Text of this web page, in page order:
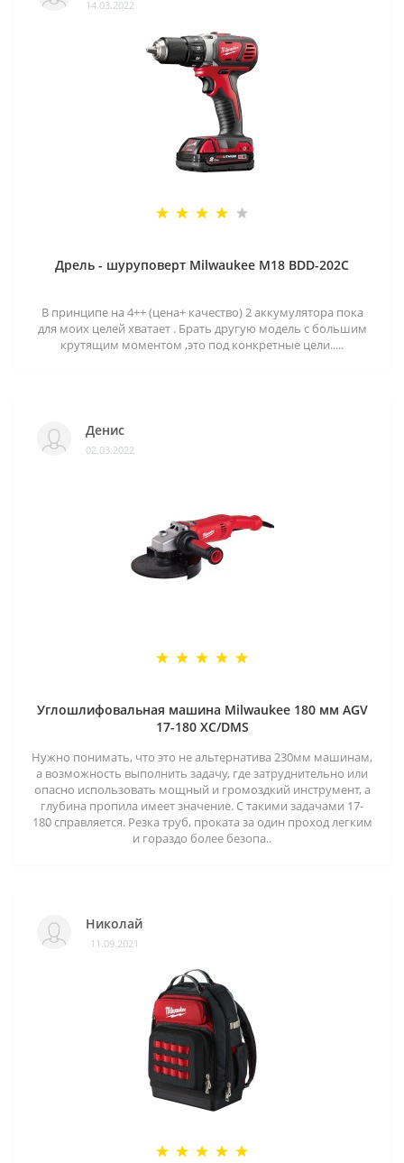
14.03.2022
Дрель - шуруповерт Milwaukee M18 BDD-202C
В принципе на 4++ (цена+ качество) 2 аккумулятора пока
для моих целей хватает . Брать другую модель с большим
крутящим моментом ,это под конкретные цели.....
Денис
02.03.2022
Углошлифовальная машина Milwaukee 180 мм AGV
17-180 XC/DMS
Нужно понимать, что это не альтернатива 230мм машинам,
а возможность выполнить задачу, где затруднительно или
опасно использовать мощный и громоздкий инструмент, а
глубина пропила имеет значение. С такими задачами 17-
180 справляется. Резка труб, проката за один проход легким
и гораздо более безопа..
Николай
11.09.2021